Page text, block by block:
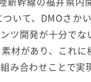
いて、DMOさ
ツ開発が十分で
材があり、これ
み合わせことで実